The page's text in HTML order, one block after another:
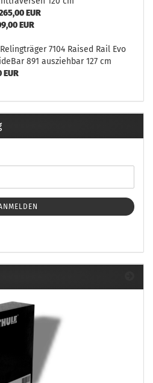
EUR
EUR
7104 Raised Rail Evo
891 ausziehbar 127 cm
EUR